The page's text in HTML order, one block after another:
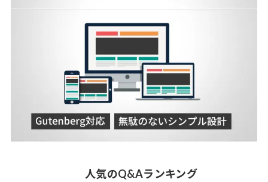
人気のQ&Aランキング